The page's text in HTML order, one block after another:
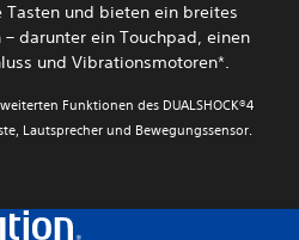
Tasten und bieten ein breites
darunter ein Touchpad, einen
und Vibrationsmotoren*.
Funktionen des DUALSHOCK®4
Lautsprecher und Bewegungssensor.